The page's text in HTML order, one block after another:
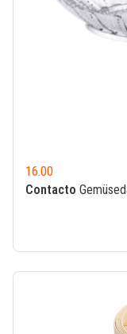
16.00
Contacto